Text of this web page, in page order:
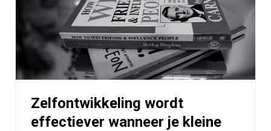
Zelfontwikkeling wordt
effectiever wanneer je kleine